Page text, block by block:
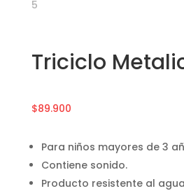
Triciclo
$89.900
Para niños mayores de 3
Contiene sonido.
Producto resistente al